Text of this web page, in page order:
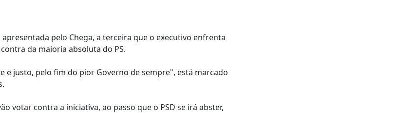
pelo Chega, a terceira que o executivo enfrenta
da maioria absoluta do PS.
e justo, pelo fim do pior Governo de sempre", está marcado
votar contra a iniciativa, ao passo que o PSD se irá abster,